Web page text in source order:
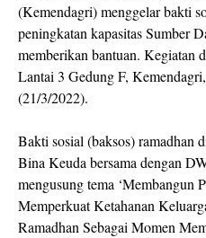
(Kemendagri) menggelar bakti
peningkatan kapasitas Sumber
memberikan bantuan. Kegiatan
Lantai 3 Gedung F,
(21/3/2022).
Bakti sosial (baksos) ramadhan
Bina Keuda bersama dengan
mengusung tema ‘Membangun
Memperkuat Ketahanan
Ramadhan Sebagai Momen